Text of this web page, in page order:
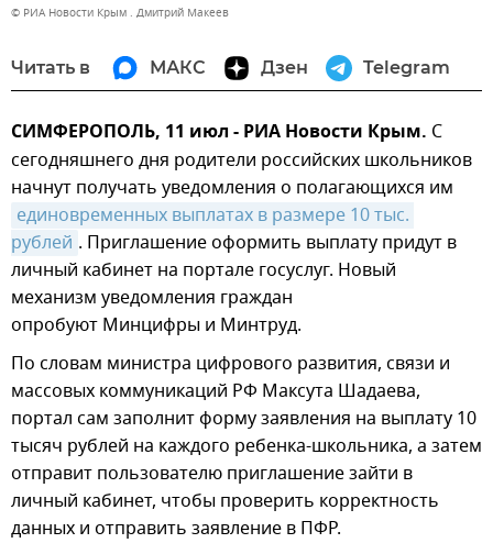
© РИА Новости Крым . Дмитрий Макеев
Читать в МАКС Дзен Telegram
СИМФЕРОПОЛЬ, 11 июл - РИА Новости Крым. С
сегодняшнего дня родители российских школьников
начнут получать уведомления о полагающихся им
единовременных выплатах в размере 10 тыс.
рублей . Приглашение оформить выплату придут в
личный кабинет на портале госуслуг. Новый
механизм уведомления граждан
опробуют Минцифры и Минтруд.
По словам министра цифрового развития, связи и
массовых коммуникаций РФ Максута Шадаева,
портал сам заполнит форму заявления на выплату 10
тысяч рублей на каждого ребенка-школьника, а затем
отправит пользователю приглашение зайти в
личный кабинет, чтобы проверить корректность
данных и отправить заявление в ПФР.